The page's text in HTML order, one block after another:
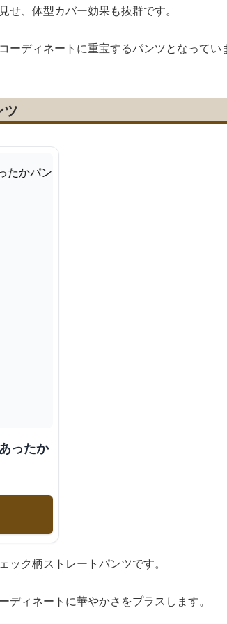
、体型カバー効果も抜群です。
ーディネートに重宝するパンツとなってい
ツ
ったか
ク柄ストレートパンツです。
ィネートに華やかさをプラスします。